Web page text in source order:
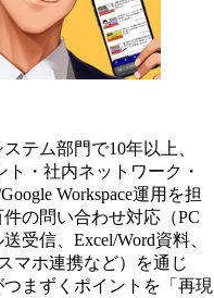
テム部門で10年以上、
ト・社内ネットワーク・
Workspace運用を担
の問い合わせ対応（PC
受信、Excel/Word資料、
マホ連携など）を通じ
まずくポイントを「再現